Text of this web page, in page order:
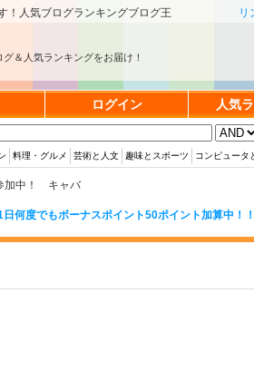
！人気ブログランキングブログ王 リ
＆人気ランキングをお届け！
ログイン 人気
料理・グルメ 芸術と人文 趣味とスポーツ コンピュータ
加中！ キャバ
日何度でもボーナスポイント50ポイント加算中！！